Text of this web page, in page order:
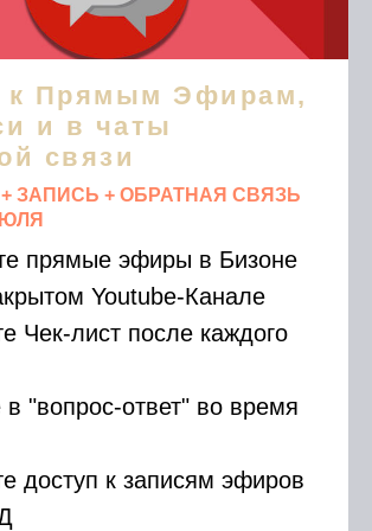
к Прямым Эфирам,
и в чаты
связи
ЗАПИСЬ + ОБРАТНАЯ СВЯЗЬ
прямые эфиры в Бизоне
Youtube-Канале
Чек-лист после каждого
в "вопрос-ответ" во время
доступ к записям эфиров